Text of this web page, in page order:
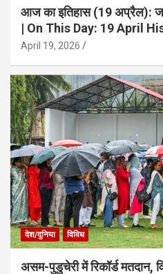
आज का इतिहास (19 अप्रैल):
| On This Day: 19 April
April 19, 2026
देश/दुनिया विविध
असम-पुडुचेरी में रिकॉर्ड मतदान,